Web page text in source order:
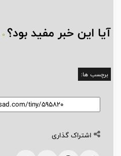
آیا این خبر مفید بود؟ 0
برچسب ها:
اشتراک گذاری